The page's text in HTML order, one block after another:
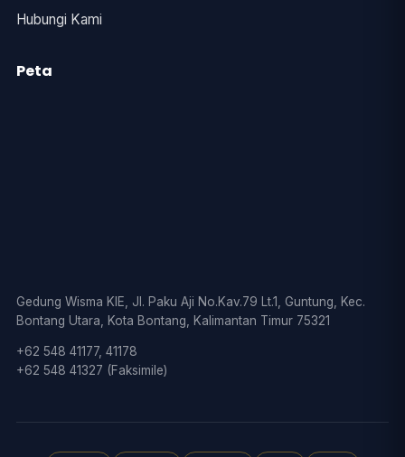
Hubungi Kami
Peta
Gedung Wisma KIE, Jl. Paku Aji No.Kav.79 Lt.1, Guntung, Kec.
Bontang Utara, Kota Bontang, Kalimantan Timur 75321
+62 548 41177, 41178
+62 548 41327 (Faksimile)